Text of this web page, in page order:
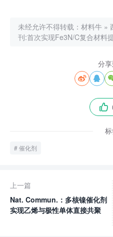
未经允许不得转载： 材料牛 »
刊:首次实现Fe3N/C复合材料
分享
 

催化剂
上一篇
Nat. Commun.：多核镍催化剂
实现乙烯与极性单体直接共聚